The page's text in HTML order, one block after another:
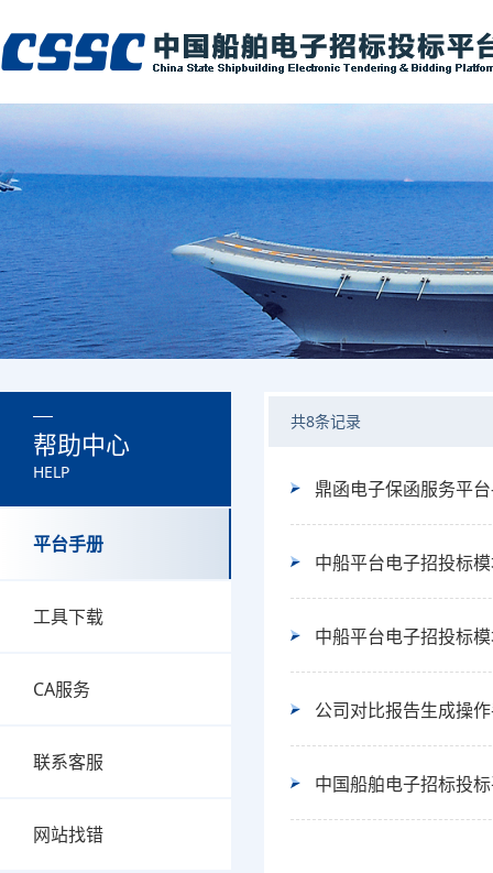
帮助中心
HELP
平台手册
工具下载
CA服务
联系客服
网站找错
共8条记录
鼎函电子保函服务平
中船平台电子招投标
中船平台电子招投标
公司对比报告生成操
中国船舶电子招标投